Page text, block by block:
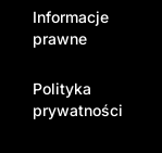
Informacje
prawne
Polityka
prywatności